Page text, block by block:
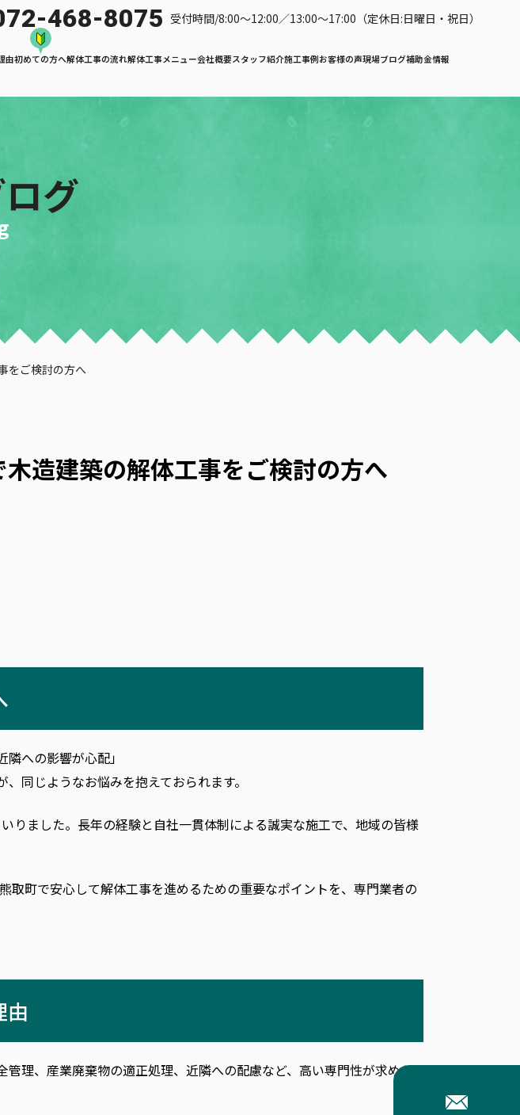
468-8075 受付時間/8:00〜12:00／13:00〜17:00（定休日:日曜日・祝日）
由初めての方へ解体工事の流れ解体工事メニュー会社概要スタッフ紹介施工事例お客様の声現場ブログ補助金情報
グ
をご検討の方へ
造建築の解体工事をご検討の方へ
への影響が心配」
同じようなお悩みを抱えておられます。
りました。長年の経験と自社一貫体制による誠実な施工で、地域の皆様
町で安心して解体工事を進めるための重要なポイントを、専門業者の
由
理、産業廃棄物の適正処理、近隣への配慮など、高い専門性が求めら